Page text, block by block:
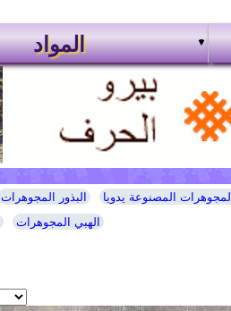
المواد
البذور المجوهرات المجوهرات المصنوعة يدويا
الهبي المجوهرات